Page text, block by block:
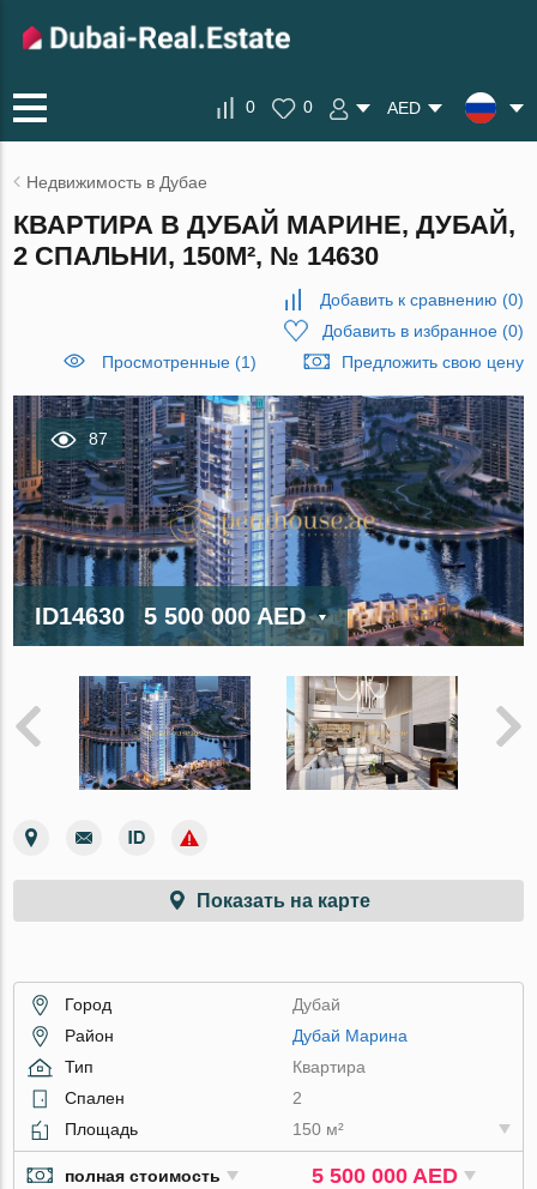
0 0 AED
Недвижимость в Дубае
КВАРТИРА В ДУБАЙ МАРИНЕ, ДУБАЙ,
2 СПАЛЬНИ, 150М², № 14630
Добавить к сравнению (0)
Добавить в избранное(0)
Просмотренные (1)
Предложить свою цену
87
ID14630 5 500 000 AED
Показать на карте
Город
Дубай
Район
Дубай Марина
Тип
Квартира
Спален
2
Площадь
150 м²
полная стоимость 5 500 000 AED